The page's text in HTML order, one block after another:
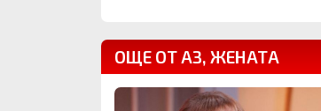
ОЩЕ ОТ АЗ, ЖЕНАТА